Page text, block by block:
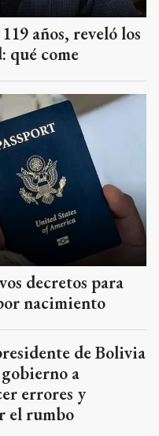
años, reveló los
qué come
decretos para
nacimiento
de Bolivia
a
errores y
el rumbo